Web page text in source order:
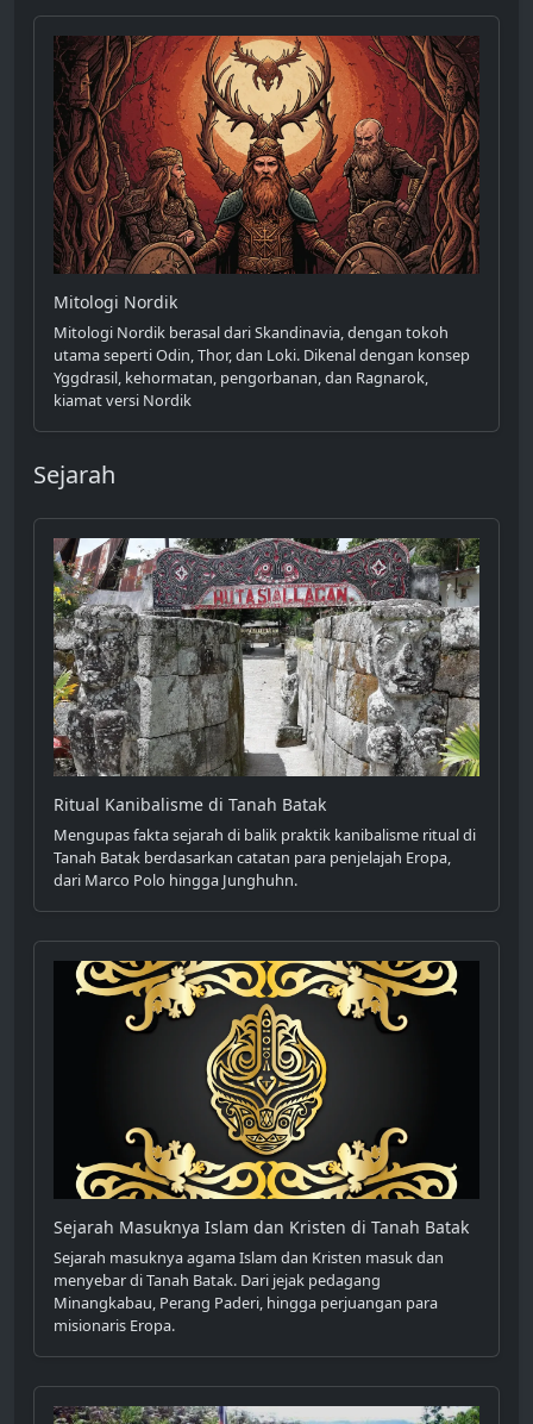
Mitologi Nordik
Mitologi Nordik berasal dari Skandinavia, dengan tokoh
utama seperti Odin, Thor, dan Loki. Dikenal dengan konsep
Yggdrasil, kehormatan, pengorbanan, dan Ragnarok,
kiamat versi Nordik
Sejarah
Ritual Kanibalisme di Tanah Batak
Mengupas fakta sejarah di balik praktik kanibalisme ritual di
Tanah Batak berdasarkan catatan para penjelajah Eropa,
dari Marco Polo hingga Junghuhn.
Sejarah Masuknya Islam dan Kristen di Tanah Batak
Sejarah masuknya agama Islam dan Kristen masuk dan
menyebar di Tanah Batak. Dari jejak pedagang
Minangkabau, Perang Paderi, hingga perjuangan para
misionaris Eropa.